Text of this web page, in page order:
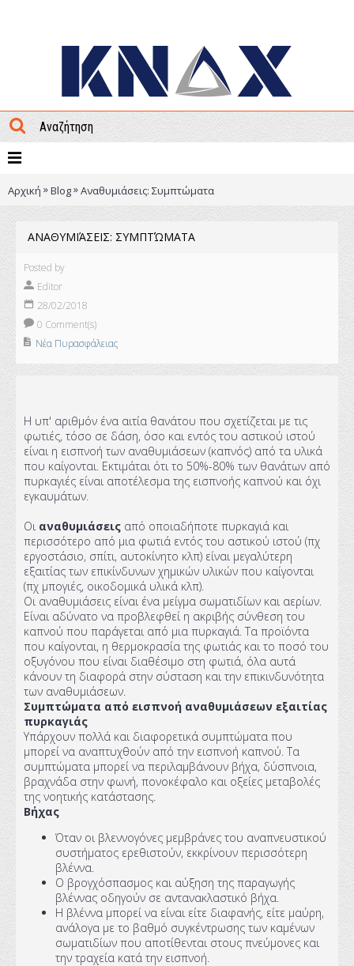
Αρχική »Blog»Αναθυμιάσεις: Συμπτώματα
ΑΝΑΘΥΜΙΆΣΕΙΣ: ΣΥΜΠΤΏΜΑΤΑ
Posted by
Editor
28/02/2018
0 Comment(s)
Νέα Πυρασφάλειας
Η υπ' αριθμόν ένα αιτία θανάτου που σχετίζεται με τις
φωτιές, τόσο σε δάση, όσο και εντός του αστικού ιστού
είναι η εισπνοή των αναθυμιάσεων (καπνός) από τα υλικά
που καίγονται. Εκτιμάται ότι το 50%-80% των θανάτων από
πυρκαγιές είναι αποτέλεσμα της εισπνοής καπνού και όχι
εγκαυμάτων.
Οι αναθυμιάσεις από οποιαδήποτε πυρκαγιά και
περισσότερο από μια φωτιά εντός του αστικού ιστού (πχ
εργοστάσιο, σπίτι, αυτοκίνητο κλπ) είναι μεγαλύτερη
εξαιτίας των επικίνδυνων χημικών υλικών που καίγονται
(πχ μπογιές, οικοδομικά υλικά κλπ).
Οι αναθυμιάσεις είναι ένα μείγμα σωματιδίων και αερίων.
Είναι αδύνατο να προβλεφθεί η ακριβής σύνθεση του
καπνού που παράγεται από μια πυρκαγιά. Τα προϊόντα
που καίγονται, η θερμοκρασία της φωτιάς και το ποσό του
οξυγόνου που είναι διαθέσιμο στη φωτιά, όλα αυτά
κάνουν τη διαφορά στην σύσταση και την επικινδυνότητα
των αναθυμιάσεων.
Συμπτώματα από εισπνοή αναθυμιάσεων εξαιτίας
πυρκαγιάς
Υπάρχουν πολλά και διαφορετικά συμπτώματα που
μπορεί να αναπτυχθούν από την εισπνοή καπνού. Τα
συμπτώματα μπορεί να περιλαμβάνουν βήχα, δύσπνοια,
βραχνάδα στην φωνή, πονοκέφαλο και οξείες μεταβολές
της νοητικής κατάστασης.
Βήχας
Όταν οι βλεννογόνες μεμβράνες του αναπνευστικού
συστήματος ερεθιστούν, εκκρίνουν περισσότερη
βλέννα.
Ο βρογχόσπασμος και αύξηση της παραγωγής
βλέννας οδηγούν σε αντανακλαστικό βήχα.
Η βλέννα μπορεί να είναι είτε διαφανής, είτε μαύρη,
ανάλογα με το βαθμό συγκέντρωσης των καμένων
σωματιδίων που αποτίθενται στους πνεύμονες και
την τραχεία κατά την εισπνοή.